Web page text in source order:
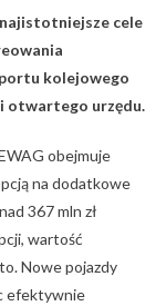
cele
kolejowego
otwartego urzędu.
obejmuje
na dodatkowe
367 mln zł
wartość
Nowe pojazdy
efektywnie